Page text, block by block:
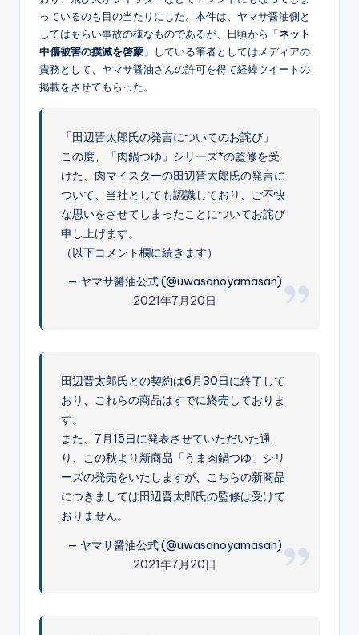
っているのも目の当たりにした。本件は、ヤマサ醤油側と
してはもらい事故の様なものであるが、日頃から「ネット
中傷被害の撲滅を啓蒙 」している筆者としてはメディアの
責務として、ヤマサ醤油さんの許可を得て経緯ツイートの
掲載をさせてもらった。
「田辺晋太郎氏の発言についてのお詫び」
この度、「肉鍋つゆ」シリーズ*の監修を受
けた、肉マイスターの田辺晋太郎氏の発言に
ついて、当社としても認識しており、ご不快
な思いをさせてしまったことについてお詫び
申し上げます。
（以下コメント欄に続きます）
— ヤマサ醤油公式 (@uwasanoyamasan)
2021年7月20日
田辺晋太郎氏との契約は6月30日に終了して
おり、これらの商品はすでに終売しておりま
す。
また、7月15日に発表させていただいた通
り、この秋より新商品「うま肉鍋つゆ」シリ
ーズの発売をいたしますが、こちらの新商品
につきましては田辺晋太郎氏の監修は受けて
おりません。
— ヤマサ醤油公式 (@uwasanoyamasan)
2021年7月20日